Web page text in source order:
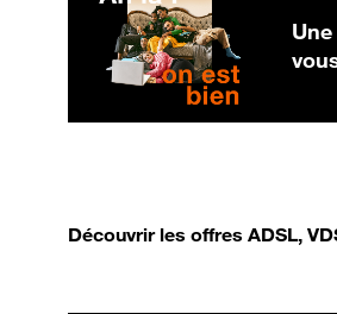
Découvrir les offres ADSL,